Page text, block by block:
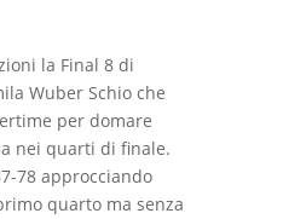
la Final 8 di
Wuber Schio che
per domare
nei quarti di finale.
78 approcciando
quarto ma senza